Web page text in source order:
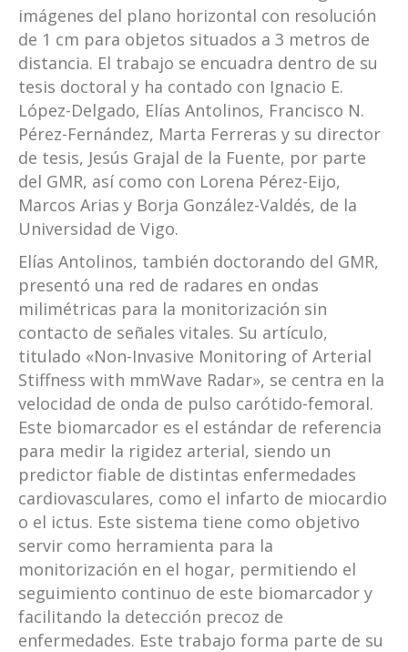
imágenes del plano horizontal con resolución
de 1 cm para objetos situados a 3 metros de
distancia. El trabajo se encuadra dentro de su
tesis doctoral y ha contado con Ignacio E.
López-Delgado, Elías Antolinos, Francisco N.
Pérez-Fernández, Marta Ferreras y su director
de tesis, Jesús Grajal de la Fuente, por parte
del GMR, así como con Lorena Pérez-Eijo,
Marcos Arias y Borja González-Valdés, de la
Universidad de Vigo.
Elías Antolinos, también doctorando del GMR,
presentó una red de radares en ondas
milimétricas para la monitorización sin
contacto de señales vitales. Su artículo,
titulado «Non-Invasive Monitoring of Arterial
Stiffness with mmWave Radar», se centra en la
velocidad de onda de pulso carótido-femoral.
Este biomarcador es el estándar de referencia
para medir la rigidez arterial, siendo un
predictor fiable de distintas enfermedades
cardiovasculares, como el infarto de miocardio
o el ictus. Este sistema tiene como objetivo
servir como herramienta para la
monitorización en el hogar, permitiendo el
seguimiento continuo de este biomarcador y
facilitando la detección precoz de
enfermedades. Este trabajo forma parte de su